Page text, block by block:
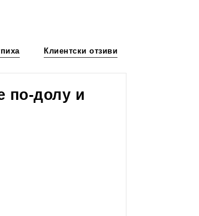
Клиентски отзиви
по-долу и